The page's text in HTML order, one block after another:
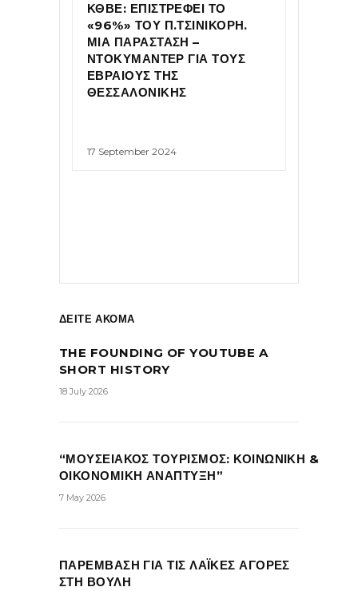
ΚΘΒΕ: ΕΠΙΣΤΡΕΦΕΙ ΤΟ
«96%» ΤΟΥ Π.ΤΣΙΝΙΚΟΡΗ.
ΜΙΑ ΠΑΡΑΣΤΑΣΗ –
ΝΤΟΚΥΜΑΝΤΕΡ ΓΙΑ ΤΟΥΣ
ΕΒΡΑΙΟΥΣ ΤΗΣ
ΘΕΣΣΑΛΟΝΙΚΗΣ
17 September 2024
ΔΕΙΤΕ ΑΚΟΜΑ
THE FOUNDING OF YOUTUBE A
SHORT HISTORY
18 July 2026
“ΜΟΥΣΕΙΑΚΟΣ ΤΟΥΡΙΣΜΟΣ: ΚΟΙΝΩΝΙΚΗ &
ΟΙΚΟΝΟΜΙΚΗ ΑΝΑΠΤΥΞΗ”
7 May 2026
ΠΑΡΕΜΒΑΣΗ ΓΙΑ ΤΙΣ ΛΑΪΚΕΣ ΑΓΟΡΕΣ
ΣΤΗ ΒΟΥΛΗ